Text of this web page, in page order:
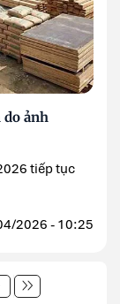
do ảnh
tiếp tục
2026 - 10:25